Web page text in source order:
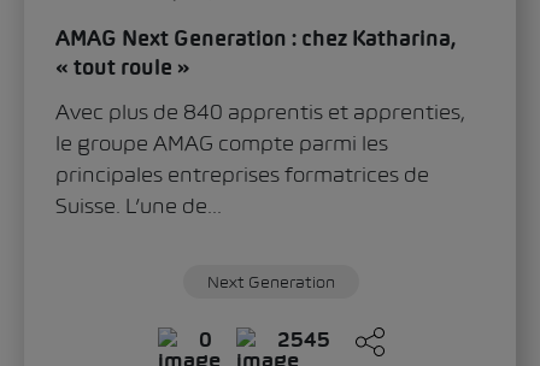
AMAG Next Generation : chez Katharina,
« tout roule »
Avec plus de 840 apprentis et apprenties,
le groupe AMAG compte parmi les
principales entreprises formatrices de
Suisse. L’une de...
Next Generation
0 2545